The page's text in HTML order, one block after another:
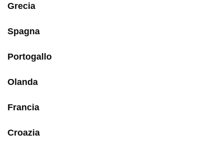
Grecia
Spagna
Portogallo
Olanda
Francia
Croazia